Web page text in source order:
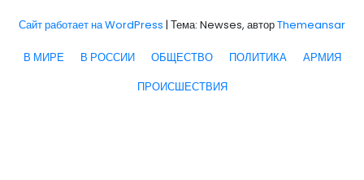
Сайт работает на WordPress | Тема: Newses, авторThemeansar
В МИРЕ В РОССИИ ОБЩЕСТВО ПОЛИТИКА
АРМИЯ
ПРОИСШЕСТВИЯ